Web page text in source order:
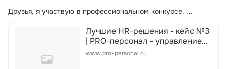
Друзья, я участвую в профессиональном конкурсе. ...
Лучшие HR-решения - кейс №3
| PRO-персонал - управление
персоналом и кадровое
делопроизводство от
www.pro-personal.ru